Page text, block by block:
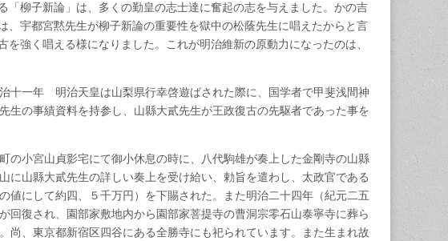
「柳子新論」は、多くの勤皇の志士達に奮起の志を与えました。かの吉
、宇都宮黙先生が柳子新論の重要性を獄中の松蔭先生に唱えたからと言
を強く唱える様になりました。これが明治維新の原動力になったのは、
十一年 明治天皇は山梨県行幸啓遊ばされた際に、国学者で甲斐浅間神
生の事績資料を持参し、山縣大貳先生が王政復古の先駆者であった事を
小宮山貞影宅にて御小休息の時に、八代駒雄が奏上した金剛寺の山縣
に山縣大貳先生の詳しい奏上を受け給い、勅旨を遣わし、太政官である
値にして約四、５千万円）を下賜された。また明治二十四年（紀元二五
回復され、園部家敷地内から園部家菩提寺の曹洞宗零石山泰寧寺に葬ら
尚、東京都新宿区四谷にある全勝寺にも祀られています。また生まれ故